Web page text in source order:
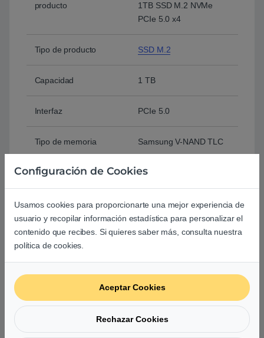
producto
1TB SSD M.2 NVMe
PCIe 5.0 x4
Tipo de producto SSD M.2
Capacidad 1 TB
Interfaz PCIe 5.0
Tipo de memoria Samsung V-NAND TLC
Velocidad de lectura Hasta 14700 MB/s
Velocidad de escritura Hasta 13300 MB/s
Factor de forma M.2
Peso 9 g
Configuración de Cookies
Usamos cookies para proporcionarte una mejor experiencia de
usuario y recopilar información estadística para personalizar el
contenido que recibes. Si quieres saber más, consulta nuestra
política de cookies.
Aceptar Cookies
Rechazar Cookies